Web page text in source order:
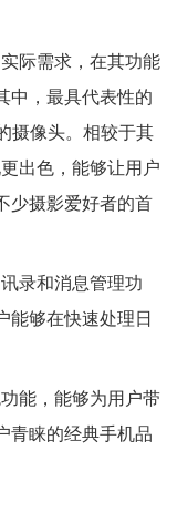
际需求，在其功能
中，最具代表性的
摄像头。相较于其
出色，能够让用户
少摄影爱好者的首
录和消息管理功
能够在快速处理日
能，能够为用户带
青睐的经典手机品